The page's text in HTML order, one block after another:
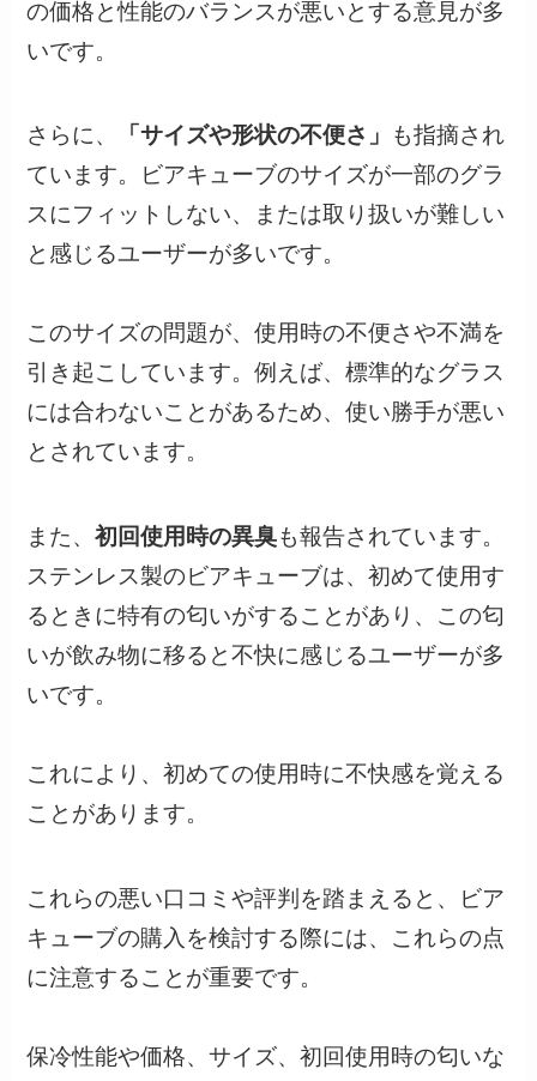
の価格と性能のバランスが悪いとする意見が多
いです。
さらに、 「サイズや形状の不便さ」
も指摘され
ています。ビアキューブのサイズが一部のグラ
スにフィットしない、または取り扱いが難しい
と感じるユーザーが多いです。
このサイズの問題が、使用時の不便さや不満を
引き起こしています。例えば、標準的なグラス
には合わないことがあるため、使い勝手が悪い
とされています。
また、初回使用時の異臭も報告されています。
ステンレス製のビアキューブは、初めて使用す
るときに特有の匂いがすることがあり、この匂
いが飲み物に移ると不快に感じるユーザーが多
いです。
これにより、初めての使用時に不快感を覚える
ことがあります。
これらの悪い口コミや評判を踏まえると、ビア
キューブの購入を検討する際には、これらの点
に注意することが重要です。
保冷性能や価格、サイズ、初回使用時の匂いな